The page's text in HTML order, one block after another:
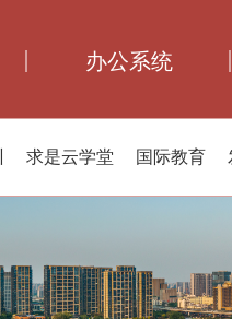
办公系统
求是云学堂 国际教育